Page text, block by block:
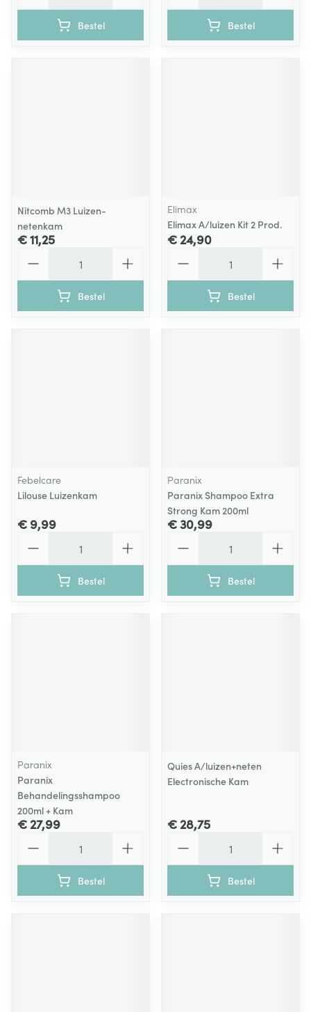
Bestel Bestel
Nitcomb M3 Luizen-
netenkam
€ 11,25
Bestel
Elimax
Elimax A/luizen Kit 2 Prod.
€ 24,90
Bestel
Febelcare
Lilouse Luizenkam
€ 9,99
Bestel
Paranix
Paranix Shampoo Extra
Strong Kam 200ml
€ 30,99
Bestel
Paranix
Paranix
Behandelingsshampoo
200ml + Kam
€ 27,99
Bestel
Quies A/luizen+neten
Electronische Kam
€ 28,75
Bestel